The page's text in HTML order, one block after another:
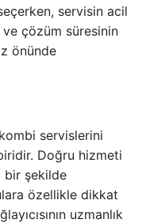
servisin acil
ve çözüm süresinin
önünde
servislerini
Doğru hizmeti
bir şekilde
özellikle dikkat
uzmanlık